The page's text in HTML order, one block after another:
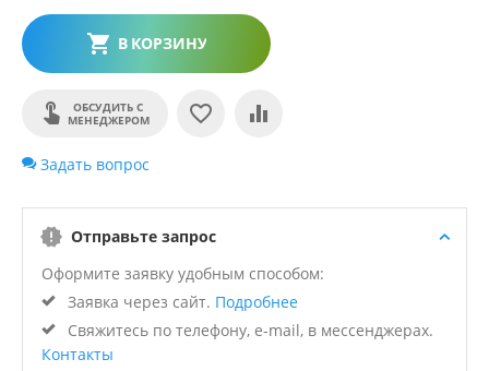
В КОРЗИНУ
ОБСУДИТЬ С
МЕНЕДЖЕРОМ
Задать вопрос
Отправьте запрос
Оформите заявку удобным способом:
Заявка через сайт. Подробнее
Свяжитесь по телефону, e-mail, в мессенджерах.
Контакты